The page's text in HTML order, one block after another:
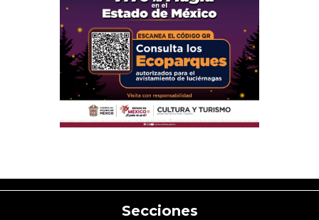
Secciones